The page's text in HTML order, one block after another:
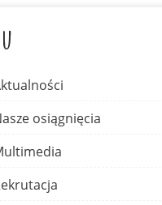
osiągnięcia